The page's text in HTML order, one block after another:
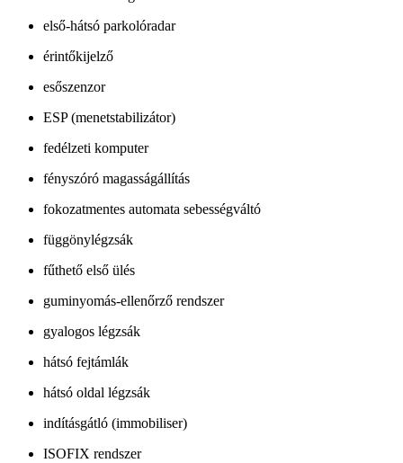
első-hátsó parkolóradar
érintőkijelző
esőszenzor
ESP (menetstabilizátor)
fedélzeti komputer
fényszóró magasságállítás
fokozatmentes automata sebességváltó
függönylégzsák
fűthető első ülés
guminyomás-ellenőrző rendszer
gyalogos légzsák
hátsó fejtámlák
hátsó oldal légzsák
indításgátló (immobiliser)
ISOFIX rendszer